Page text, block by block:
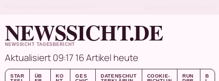
NEWSSICHT.DE
NEWSSICHT TAGESBERICHT
Aktualisiert 09:1716 Artikel heute
STAR
ÜB
KO
GES
DATENSCHUT
COOKIE-
RUN
B